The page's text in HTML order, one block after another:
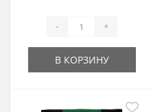
- +
В КОРЗИНУ